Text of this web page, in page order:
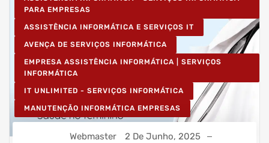
PARA EMPRESAS
ASSISTÊNCIA INFORMÁTICA E SERVIÇOS IT
AVENÇA DE SERVIÇOS INFORMÁTICA
EMPRESA ASSISTÊNCIA INFORMÁTICA | SERVIÇOS
INFORMÁTICA
IT UNLIMITED - SERVIÇOS INFORMÁTICA
MANUTENÇÃO INFORMÁTICA EMPRESAS
Webmaster 2 De Junho, 2025